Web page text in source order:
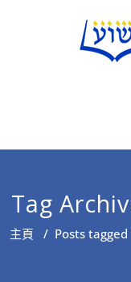
Tag
主頁 / Posts